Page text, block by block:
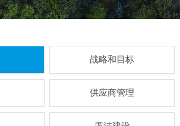
战略和目标
供应商管理